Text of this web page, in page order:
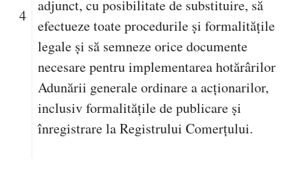
4
adjunct, cu posibilitate de substituire, să
efectueze toate procedurile și formalitățile
legale și să semneze orice documente
necesare pentru implementarea hotărârilor
Adunării generale ordinare a acționarilor,
inclusiv formalitățile de publicare și
înregistrare la Registrului Comerțului.